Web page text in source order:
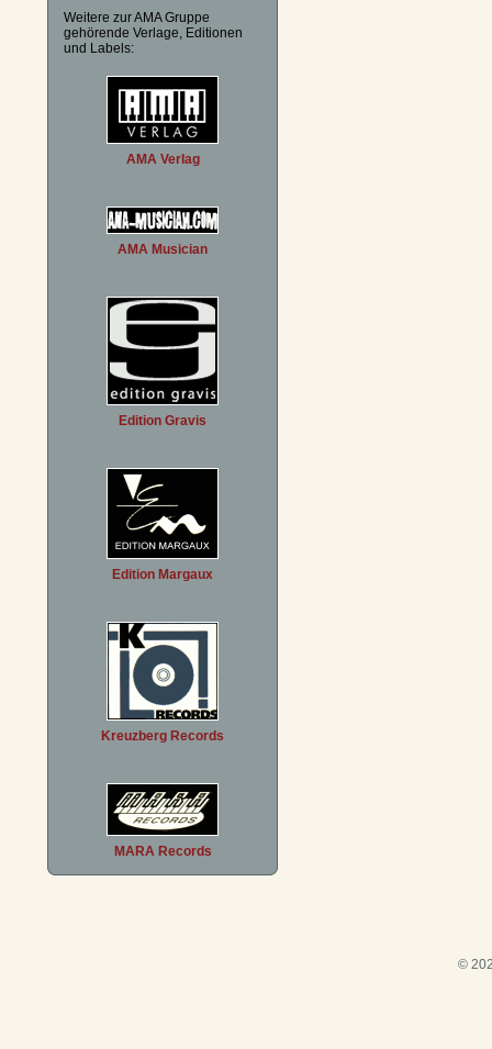
Weitere zur AMA Gruppe
gehörende Verlage, Editionen
und Labels:
AMA Verlag
AMA Musician
Edition Gravis
Edition Margaux
Kreuzberg Records
MARA Records
©